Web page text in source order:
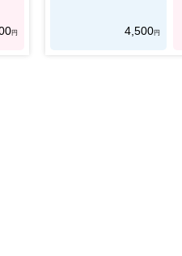
円 4,500円